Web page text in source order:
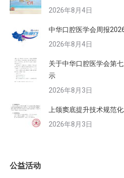
2026年8月4日
中华口腔医学会周报
2026年8月4日
关于中华口腔医学会第
示
2026年8月3日
上颌窦底提升技术规范
2026年8月3日
公益活动